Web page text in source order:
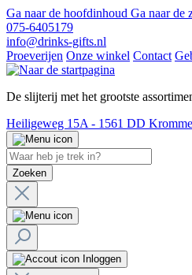
Ga naar de hoofdinhoud Ga naar de
075-6405179
info@drinks-gifts.nl
Proeverijen Onze winkel Contact
De slijterij met het grootste
Heiligeweg 15A - 1561 DD
Zoeken
Inloggen